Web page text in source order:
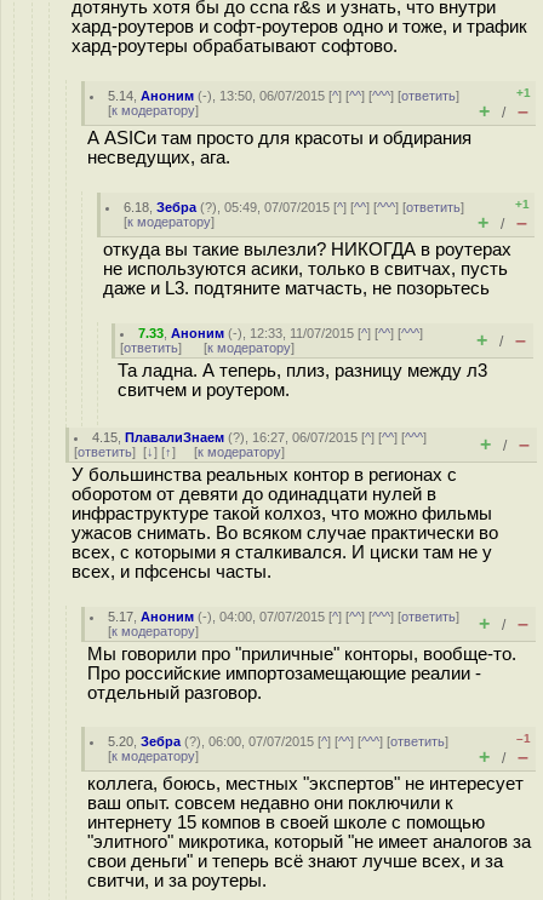
дотянуть хотя бы до ccna r&s и узнать, что внутри
хард-роутеров и софт-роутеров одно и тоже, и трафик
хард-роутеры обрабатывают софтово.
5.14 ,Аноним (-), 13:50, 06/07/2015 [^] [^^] [^^^] [ответить]
[к модератору]
+1
+ / –
А ASICи там просто для красоты и обдирания
несведущих, ага.
6.18 ,Зебра (?), 05:49, 07/07/2015 [^] [^^] [^^^] [ответить]
[к модератору]
+1
+ / –
откуда вы такие вылезли? НИКОГДА в роутерах
не используются асики, только в свитчах, пусть
даже и L3. подтяните матчасть, не позорьтесь
7.33 ,Аноним (-), 12:33, 11/07/2015 [^] [^^] [^^^]
[ответить] [к модератору] + / –
Та ладна. А теперь, плиз, разницу между л3
свитчем и роутером.
4.15 ,ПлавалиЗнаем (?), 16:27, 06/07/2015 [^] [^^] [^^^]
[ответить] [↓] [↑] [к модератору] + / –
У большинства реальных контор в регионах с
оборотом от девяти до одинадцати нулей в
инфраструктуре такой колхоз, что можно фильмы
ужасов снимать. Во всяком случае практически во
всех, с которыми я сталкивался. И циски там не у
всех, и пфсенсы часты.
5.17 ,Аноним (-), 04:00, 07/07/2015 [^] [^^] [^^^] [ответить]
[к модератору] + / –
Мы говорили про "приличные" конторы, вообще-то.
Про российские импортозамещающие реалии -
отдельный разговор.
5.20 ,Зебра (?), 06:00, 07/07/2015 [^] [^^] [^^^] [ответить]
[к модератору]
–1
+ / –
коллега, боюсь, местных "экспертов" не интересует
ваш опыт. совсем недавно они поключили к
интернету 15 компов в своей школе с помощью
"элитного" микротика, который "не имеет аналогов за
свои деньги" и теперь всё знают лучше всех, и за
свитчи, и за роутеры.